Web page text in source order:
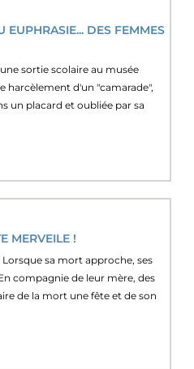
EUPHRASIE... DES FEMMES
sortie scolaire au musée
harcèlement d'un "camarade",
un placard et oubliée par sa
MERVEILE !
sa mort approche, ses
compagnie de leur mère, des
de la mort une fête et de son